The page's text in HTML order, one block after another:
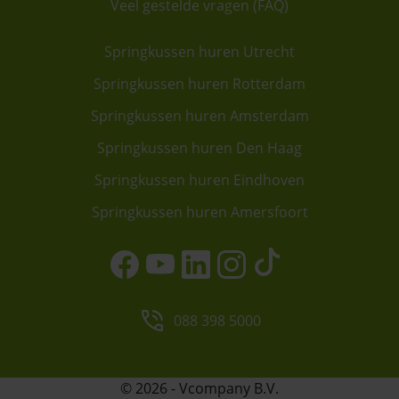
Veel gestelde vragen (FAQ)
Springkussen huren Utrecht
Springkussen huren Rotterdam
Springkussen huren Amsterdam
Springkussen huren Den Haag
Springkussen huren Eindhoven
Springkussen huren Amersfoort
088 398 5000
© 2026 - Vcompany B.V.